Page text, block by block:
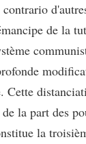
de la
Cette
la part des
la